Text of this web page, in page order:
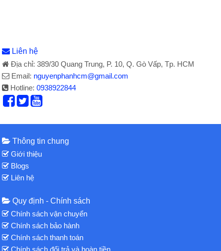
Liên hệ
Địa chỉ: 389/30 Quang Trung, P. 10, Q. Gò Vấp, Tp. HCM
Email: nguyenphanhcm@gmail.com
Hotline:0938922844
Thông tin chung
Giới thiệu
Blogs
Liên hệ
Quy định - Chính sách
Chính sách vận chuyển
Chính sách bảo hành
Chính sách thanh toán
Chính sách đổi trả và hoàn tiền